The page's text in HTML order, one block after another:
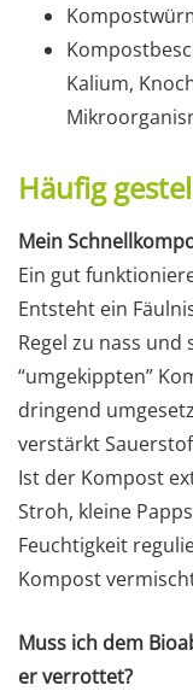
Kalium,
Häufig
Mein
Ein gut
Entsteht ein
Regel zu nass
“umgekippten”
dringend
verstärkt
Ist der Kompost
Stroh, kleine
Feuchtigkeit
Kompost
Muss ich dem
er verrottet?